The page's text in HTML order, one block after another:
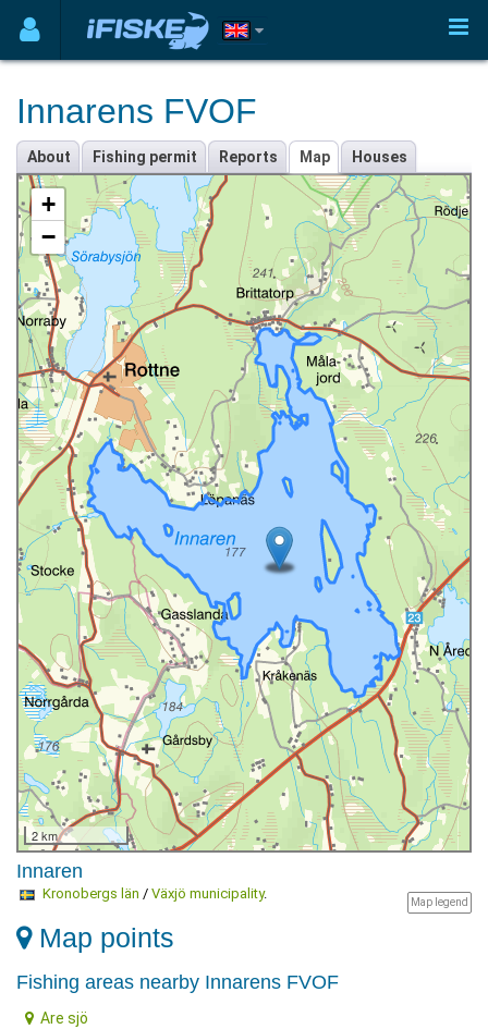
Innarens FVOF
About Fishing permit Reports Map Houses
+
−
2 km
Innaren
Map legend
Kronobergs län / Växjö municipality.
Map points
Fishing areas nearby Innarens FVOF
Are sjö